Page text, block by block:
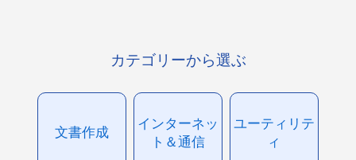
カテゴリーから選ぶ
文書作成
インターネッ
ト＆通信
ユーティリテ
ィ